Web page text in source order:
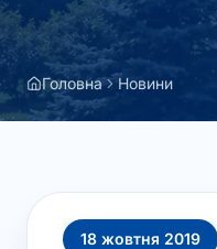
Головна Новини
18 жовтня 2019